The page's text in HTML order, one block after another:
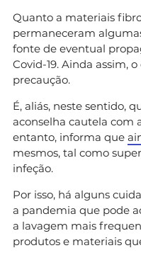
Quanto a materiais
permaneceram
fonte de eventual
Covid-19. Ainda assim,
precaução.
É, aliás, neste sentido,
aconselha cautela com
entanto, informa que
mesmos, tal como
infeção.
Por isso, há alguns
a pandemia que pode
a lavagem mais
produtos e materiais